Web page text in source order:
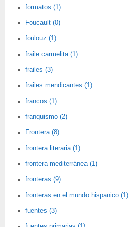
formatos (1)
Foucault (0)
foulouz (1)
fraile carmelita (1)
frailes (3)
frailes mendicantes (1)
francos (1)
franquismo (2)
Frontera (8)
frontera literaria (1)
frontera mediterránea (1)
fronteras (9)
fronteras en el mundo hispanico (1)
fuentes (3)